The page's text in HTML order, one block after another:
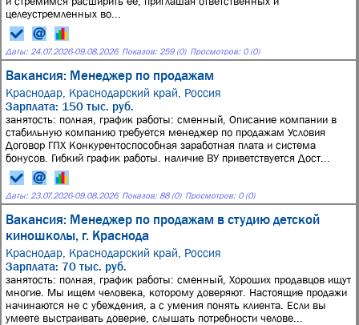
целеустремленных во...
Даты: 24.07.2026-09.08.2026 Показов: 259 (0) Просмотров: 0 (0)
Вакансия: Менеджер по продажам
Краснодар, Краснодарский край, Россия
Зарплата: 150 тыс. руб.
занятость: полная, график работы: сменный, Описание компании в
стабильную компанию требуется менеджер по продажам Условия
Договор ГПХ Конкурентоспособная заработная плата и система
бонусов. Гибкий график работы. наличие ВУ приветствуется Дост...
Даты: 23.07.2026-09.08.2026 Показов: 88 (0) Просмотров: 0 (0)
Вакансия: Менеджер по продажам в студию детской
киношколы, г. Краснода
Краснодар, Краснодарский край, Россия
Зарплата: 70 тыс. руб.
занятость: полная, график работы: сменный, Хороших продавцов ищут
многие. Мы ищем человека, которому доверяют. Настоящие продажи
начинаются не с убеждения, а с умения понять клиента. Если вы
умеете выстраивать доверие, слышать потребности челове...